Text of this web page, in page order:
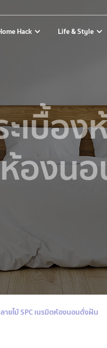
Hack Life & Style
ะเบื้อ
องน
ายไม้ SPC เนรมิตห้องนอนดั่งฝัน